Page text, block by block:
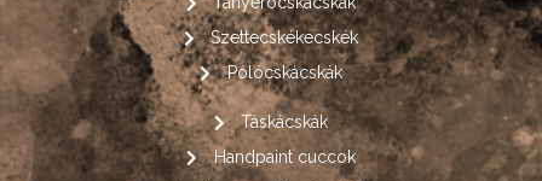
Szettecskékecskék
Pólócskácskák
Táskácskák
Handpaint cuccok